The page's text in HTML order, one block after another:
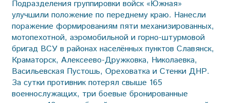
Подразделения груп­пировки войск «Южная»
улучшили положение по переднему краю. Нанесли
поражение формированиям пяти механизированных,
мотопехотной, аэромобильной и горно-штурмовой
бригад ВСУ в районах населённых пунктов Славянск,
Краматорск, Алексеево-Дружковка, Николаевка,
Васильевская Пустошь, Ореховатка и Стенки ДНР.
За сутки противник потерял свыше 165
военнослужащих, три боевые бронированные